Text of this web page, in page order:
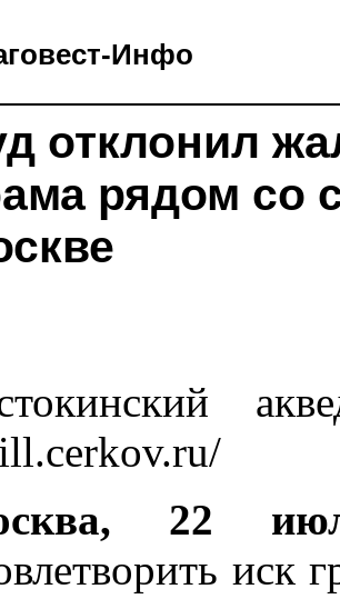
Инфо
отклонил
рядом со
22
иск